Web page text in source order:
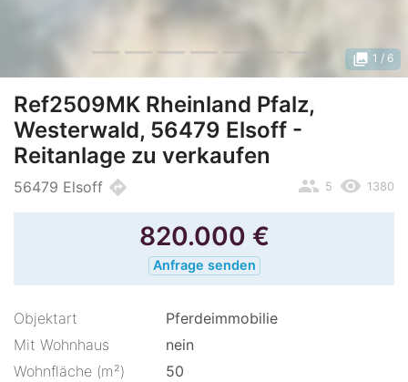
photo_library 1 / 6
Ref2509MK Rheinland Pfalz,
Westerwald, 56479 Elsoff -
Reitanlage zu verkaufen
56479 Elsoff directions remove_red_eye 1380
people 5
820.000 €
Anfrage senden
Objektart
Pferdeimmobilie
Mit Wohnhaus
nein
Wohnfläche (m²)
50